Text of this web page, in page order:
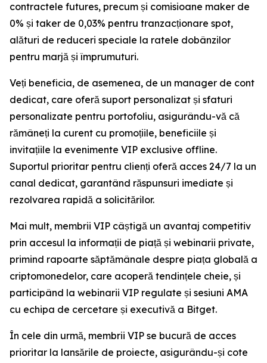
contractele futures, precum și comisioane maker de
0% și taker de 0,03% pentru tranzacționare spot,
alături de reduceri speciale la ratele dobânzilor
pentru marjă și împrumuturi.
Veți beneficia, de asemenea, de un manager de cont
dedicat, care oferă suport personalizat și sfaturi
personalizate pentru portofoliu, asigurându-vă că
rămâneți la curent cu promoțiile, beneficiile și
invitațiile la evenimente VIP exclusive offline.
Suportul prioritar pentru clienți oferă acces 24/7 la un
canal dedicat, garantând răspunsuri imediate și
rezolvarea rapidă a solicitărilor.
Mai mult, membrii VIP câștigă un avantaj competitiv
prin accesul la informații de piață și webinarii private,
primind rapoarte săptămânale despre piața globală a
criptomonedelor, care acoperă tendințele cheie, și
participând la webinarii VIP regulate și sesiuni AMA
cu echipa de cercetare și executivă a Bitget.
În cele din urmă, membrii VIP se bucură de acces
prioritar la lansările de proiecte, asigurându-și cote